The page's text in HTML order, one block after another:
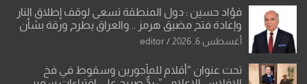
فؤاد حسين : دول المنطقة تسعى لوقف إطلاق النار
وإعادة فتح مضيق هرمز .. والعراق يطرح ورقة بشأن
تحولات القدس
أغسطس 6, 2026 editor
تحت عنوان “أقلام للمأجورين وسقوط في فخ